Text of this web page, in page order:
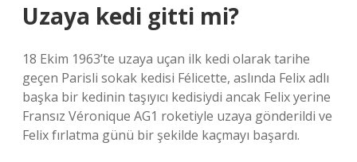
Uzaya kedi gitti mi?
18 Ekim 1963’te uzaya uçan ilk kedi olarak tarihe
geçen Parisli sokak kedisi Félicette, aslında Felix adlı
başka bir kedinin taşıyıcı kedisiydi ancak Felix yerine
Fransız Véronique AG1 roketiyle uzaya gönderildi ve
Felix fırlatma günü bir şekilde kaçmayı başardı.